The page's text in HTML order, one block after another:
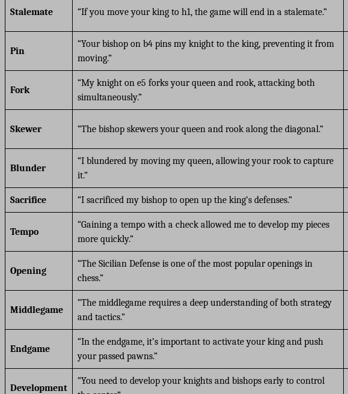
Stalemate “If you move your king to h1, the game will end in a stalemate.”
Pin
“Your bishop on b4 pins my knight to the king, preventing it from
moving.”
Fork
“My knight on e5 forks your queen and rook, attacking both
simultaneously.”
Skewer “The bishop skewers your queen and rook along the diagonal.”
Blunder
“I blundered by moving my queen, allowing your rook to capture
it.”
Sacrifice “I sacrificed my bishop to open up the king’s defenses.”
Tempo
“Gaining a tempo with a check allowed me to develop my pieces
more quickly.”
Opening
“The Sicilian Defense is one of the most popular openings in
chess.”
Middlegame
“The middlegame requires a deep understanding of both strategy
and tactics.”
Endgame
“In the endgame, it’s important to activate your king and push
your passed pawns.”
Development
“You need to develop your knights and bishops early to control